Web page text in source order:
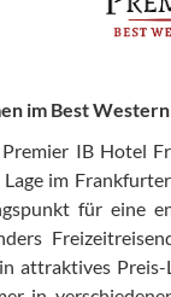
im Best
IB Hotel
im
für eine
attraktives